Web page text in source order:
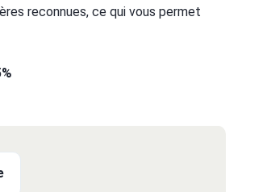
reconnues, ce qui vous permet